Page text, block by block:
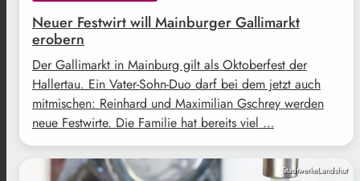
Neuer Festwirt will Mainburger Gallimarkt
erobern
Der Gallimarkt in Mainburg gilt als Oktoberfest der
Hallertau. Ein Vater-Sohn-Duo darf bei dem jetzt auch
mitmischen: Reinhard und Maximilian Gschrey werden
neue Festwirte. Die Familie hat bereits viel …
StadtwerkeLandshut